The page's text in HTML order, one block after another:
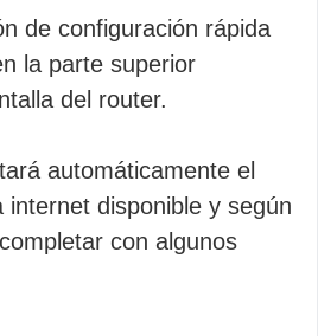
de configuración rápida
la parte superior
del router.
automáticamente el
internet disponible y según
con algunos